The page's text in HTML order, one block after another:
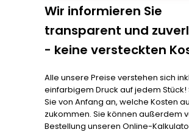
Wir informieren Sie
transparent und
- keine versteckten
Alle unsere Preise verstehen sich
einfarbigem Druck auf jedem Stück!
Sie von Anfang an, welche Kosten
zukommen. Sie können außerdem
Bestellung unseren Online-